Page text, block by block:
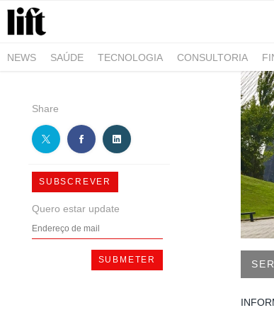
NEWS SAÚDE TECNOLOGIA CONSULTORIA
Share
SUBSCREVER
Quero estar update